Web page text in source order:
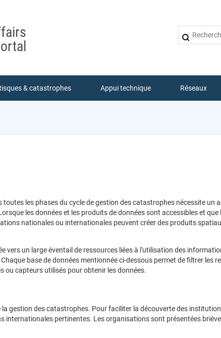
Rechercher
& catastrophes Appui technique Réseaux
les phases du cycle de gestion des catastrophes nécessite un
les données et les produits de données sont accessibles et
nationales ou internationales peuvent créer des produits
vers un large éventail de ressources liées à l'utilisation des
base de données mentionnée ci-dessous permet de filtrer les
ou capteurs utilisés pour obtenir les données.
gestion des catastrophes. Pour faciliter la découverte des
pertinentes. Les organisations sont présentées